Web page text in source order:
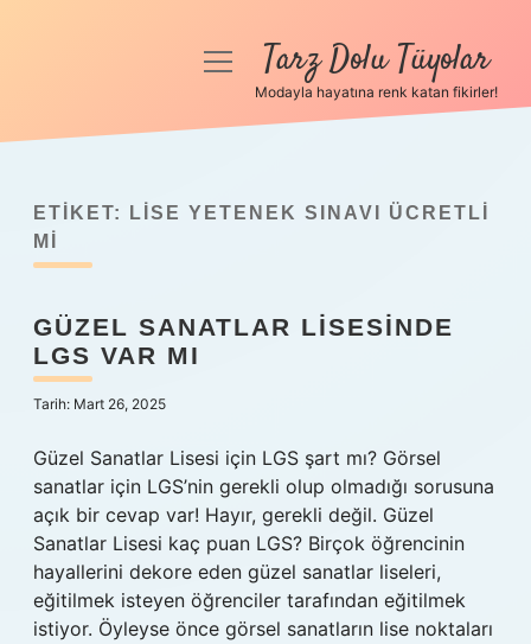
Anasayfa
menüyüTarz Dolu Tüyolar
Modayla hayatına renk katan fikirler!
ETIKET:
LISE YETENEK SINAVI ÜCRETLI
MI
GÜZEL SANATLAR LISESINDE
LGS VAR MI
Tarih: Mart 26, 2025
Güzel Sanatlar Lisesi için LGS şart mı? Görsel
sanatlar için LGS’nin gerekli olup olmadığı sorusuna
açık bir cevap var! Hayır, gerekli değil. Güzel
Sanatlar Lisesi kaç puan LGS? Birçok öğrencinin
hayallerini dekore eden güzel sanatlar liseleri,
eğitilmek isteyen öğrenciler tarafından eğitilmek
istiyor. Öyleyse önce görsel sanatların lise noktaları